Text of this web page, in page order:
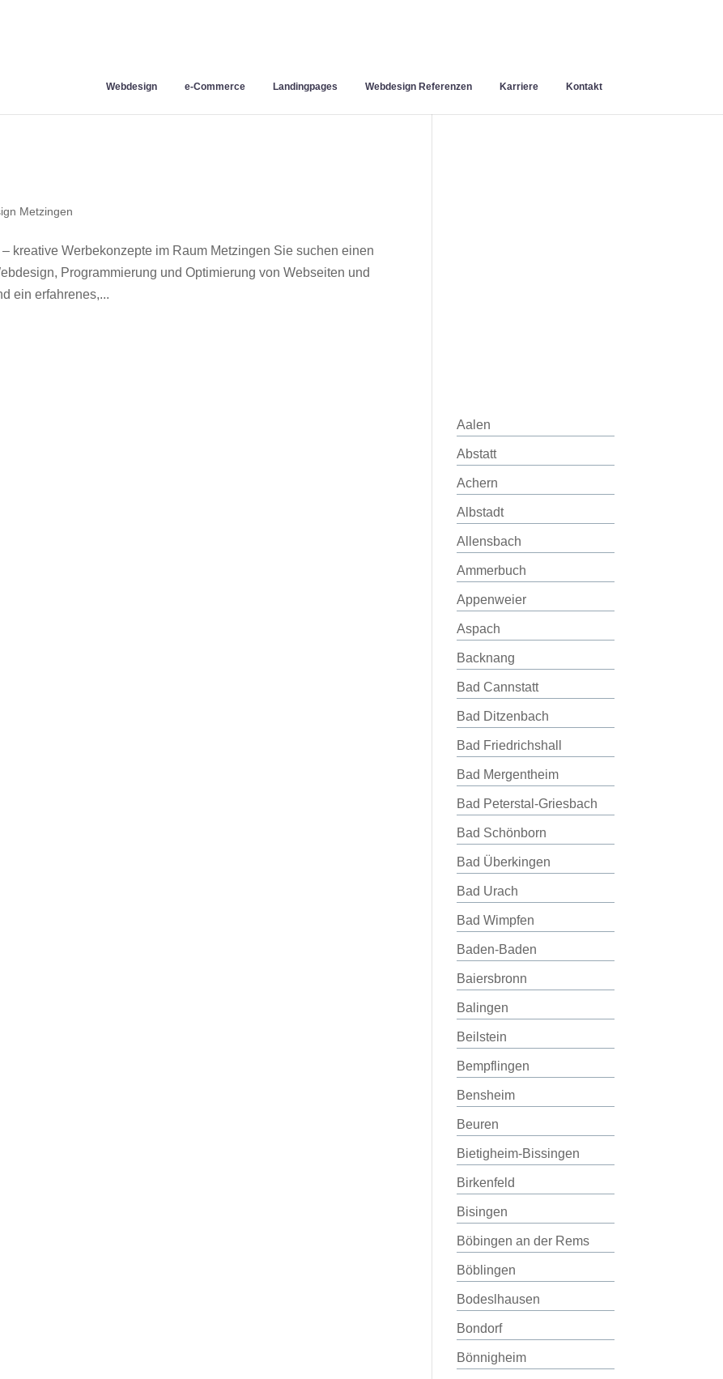
Webdesign e-Commerce Landingpages Webdesign Referenzen Karriere Kontakt
Metzingen
kreative Werbekonzepte im Raum Metzingen Sie suchen einen
Programmierung und Optimierung von Webseiten und
ein erfahrenes,...
Aalen
Abstatt
Achern
Albstadt
Allensbach
Ammerbuch
Appenweier
Aspach
Backnang
Bad Cannstatt
Bad Ditzenbach
Bad Friedrichshall
Bad Mergentheim
Bad Peterstal-Griesbach
Bad Schönborn
Bad Überkingen
Bad Urach
Bad Wimpfen
Baden-Baden
Baiersbronn
Balingen
Beilstein
Bempflingen
Bensheim
Beuren
Bietigheim-Bissingen
Birkenfeld
Bisingen
Böbingen an der Rems
Böblingen
Bodeslhausen
Bondorf
Bönnigheim